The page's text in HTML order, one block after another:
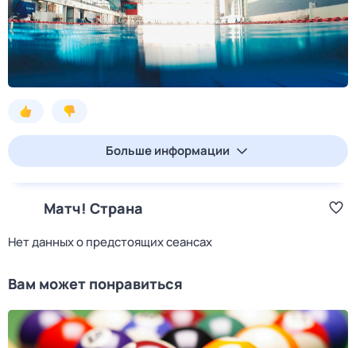
Больше информации
Матч! Страна
Нет данных о предстоящих сеансах
Вам может понравиться